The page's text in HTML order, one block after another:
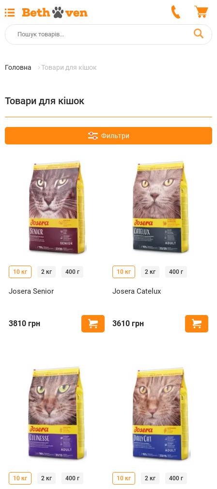
Головна Товари для кішок
Товари для кішок
Фильтри
10 кг 2 кг 400 г
Josera Senior
3810 грн Купити
10 кг 2 кг 400 г
Josera Catelux
3610 грн
10 кг 2 кг 400 г 10 кг 2 кг 400 г